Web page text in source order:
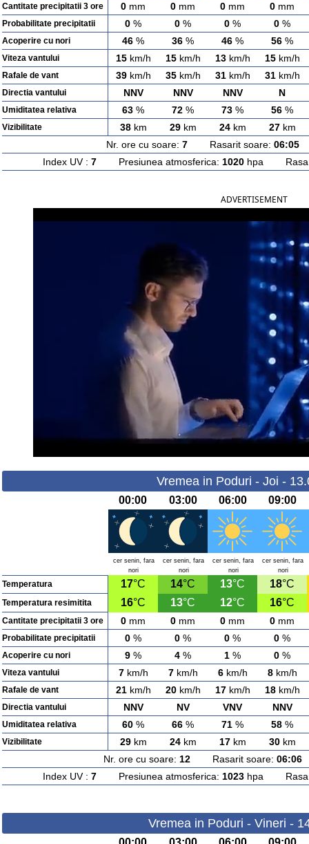
Cantitate precipitatii 3 ore 0 mm 0 mm 0 mm 0 mm
Probabilitate precipitatii 0 % 0 % 0 % 0 %
Acoperire cu nori 46 % 36 % 46 % 56 %
Viteza vantului 15km/h 15km/h 13km/h 15km/h
Rafale de vant 39km/h 35km/h 31km/h 31km/h
Directia vantului NNV NNV NNV N
Umiditatea relativa 63 % 72 % 73 % 56 %
Vizibilitate 38km 29km 24km 27km
Nr. ore cu soare: 7Rasarit soare: 06:05
Index UV : 7Presiunea atmosferica: 1020hpa
ADVERTISEMENT
Vremea in Poduri - Joi -
00:00 03:00 06:00 09:00
cer senin, fara
nori
cer senin, fara
nori
cer senin, fara
nori
cer senin, fara
nori
Temperatura 17°C 14°C 13°C 18°C
Temperatura resimitita 16°C 13°C 12°C 16°C
Cantitate precipitatii 3 ore 0 mm 0 mm 0 mm 0 mm
Probabilitate precipitatii 0 % 0 % 0 % 0 %
Acoperire cu nori 9 % 4 % 1 % 0 %
Viteza vantului 7km/h 7km/h 6km/h 8km/h
Rafale de vant 21km/h 20km/h 17km/h 18km/h
Directia vantului NNV NV VNV NNV
Umiditatea relativa 60 % 66 % 71 % 58 %
Vizibilitate 29km 24km 17km 30km
Nr. ore cu soare: 12Rasarit soare: 06:06
Index UV : 7Presiunea atmosferica: 1023hpa
Vremea in Poduri - Vineri -